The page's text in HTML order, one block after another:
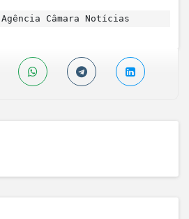
Agência Câmara Notícias